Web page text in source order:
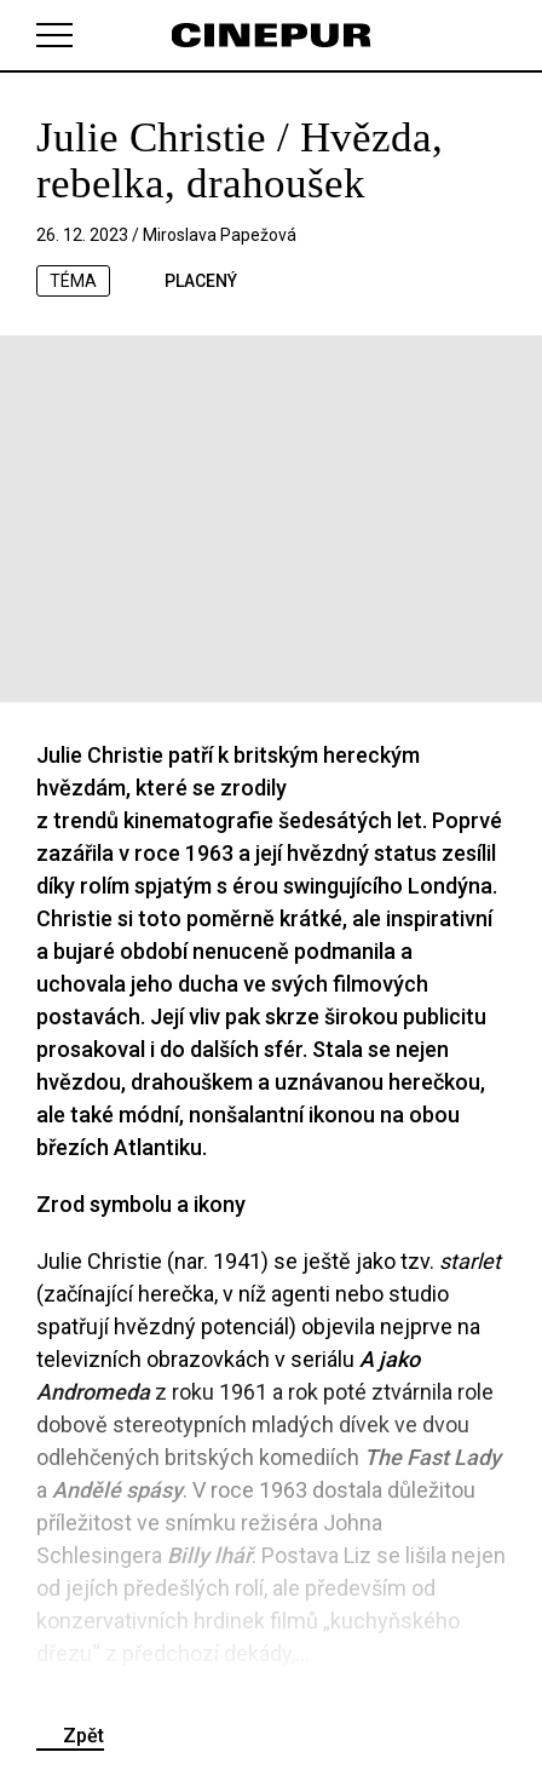
V košíku zatím nemáte žádné položky.
Julie Christie / Hvězda,
rebelka, drahoušek
26. 12. 2023 / Miroslava Papežová
TÉMA PLACENÝ
Julie Christie patří k britským hereckým
hvězdám, které se zrodily
z trendů kinematografie šedesátých let. Poprvé
zazářila v roce 1963 a její hvězdný status zesílil
díky rolím spjatým s érou swingujícího Londýna.
Christie si toto poměrně krátké, ale inspirativní
a bujaré období nenuceně podmanila a
uchovala jeho ducha ve svých filmových
postavách. Její vliv pak skrze širokou publicitu
prosakoval i do dalších sfér. Stala se nejen
hvězdou, drahouškem a uznávanou herečkou,
ale také módní, nonšalantní ikonou na obou
březích Atlantiku.
Zrod symbolu a ikony
Julie Christie (nar. 1941) se ještě jako tzv. starlet
(začínající herečka, v níž agenti nebo studio
spatřují hvězdný potenciál) objevila nejprve na
televizních obrazovkách v seriálu A jako
Andromedaz roku 1961 a rok poté ztvárnila role
dobově stereotypních mladých dívek ve dvou
odlehčených britských komediích The Fast Lady
aAndělé spásy. V roce 1963 dostala důležitou
příležitost ve snímku režiséra Johna
Schlesingera Billy lhář. Postava Liz se lišila nejen
od jejích předešlých rolí, ale především od
konzervativních hrdinek filmů „kuchyňského
Zpět